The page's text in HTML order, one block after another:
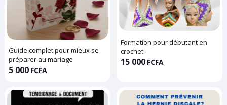
Guide complet pour mieux se
préparer au mariage
5 000 FCFA
Formation pour débutant en
crochet
15 000 FCFA